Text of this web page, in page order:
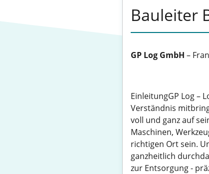
Bauleiter
GP Log GmbH –
EinleitungGP Log –
Verständnis
voll und ganz auf
Maschinen,
richtigen Ort sein.
ganzheitlich
zur Entsorgung -